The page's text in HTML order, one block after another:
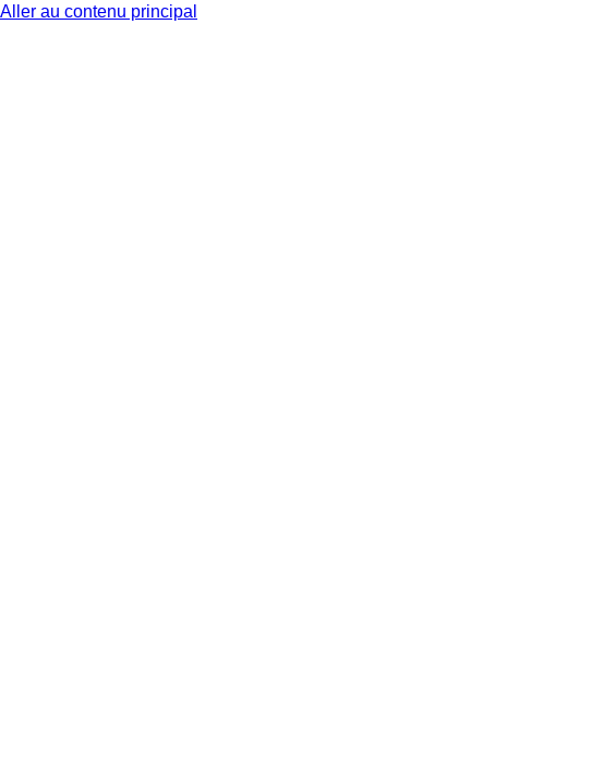
Aller au contenu principal